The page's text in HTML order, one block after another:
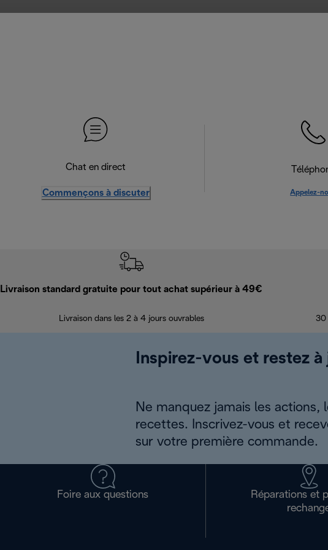
Chat en direct
Commençons à discuter Appelez-
Livraison standard gratuite pour tout achat supérieur à 49€
Livraison dans les 2 à 4 jours ouvrables 30
Inspirez-vous et restez à
Ne manquez jamais les actions,
recettes. Inscrivez-vous et
sur votre première commande.
Foire aux questions
Réparations et